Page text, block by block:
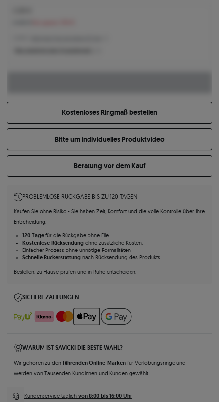
Kostenloses Ringmaß bestellen
Bitte um individuelles Produktvideo
Beratung vor dem Kauf
PROBLEMLOSE RÜCKGABE BIS ZU 120 TAGEN
Kaufen Sie ohne Risiko - Sie haben Zeit, Komfort und die volle Kontrolle über Ihre
Entscheidung.
120 Tagefür die Rückgabe ohne Eile.
Kostenlose Rücksendungohne zusätzliche Kosten.
Einfacher Prozess ohne unnötige Formalitäten.
Schnelle Rückerstattungnach Rücksendung des Produkts.
Bestellen, zu Hause prüfen und in Ruhe entscheiden.
SICHERE ZAHLUNGEN
WARUM IST SAVICKI DIE BESTE WAHL?
Wir gehören zu den führenden Online-Marken für Verlobungsringe und
werden von Tausenden Kundinnen und Kunden gewählt.
Kundenservice täglich von 8:00 bis 16:00 Uhr